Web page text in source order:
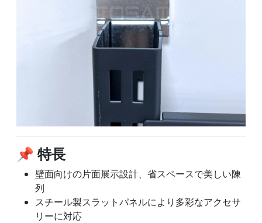
📌 特長
壁面向けの片面展示設計、省スペースで美しい陳
列
スチール製スラットパネルにより多彩なアクセサ
リーに対応